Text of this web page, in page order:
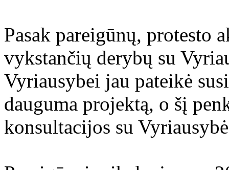
Pasak pareigūnų, protesto
vykstančių derybų su
Vyriausybei jau pateikė
dauguma projektą, o šį
konsultacijos su